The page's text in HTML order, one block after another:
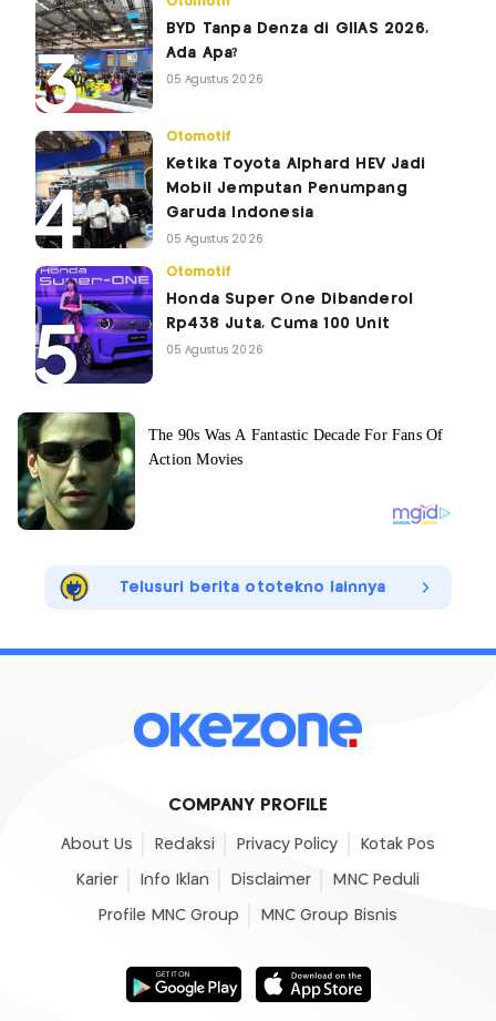
BYD Tanpa Denza di GIIAS 2026,
Ada Apa?
05 Agustus 2026
Otomotif
Ketika Toyota Alphard HEV Jadi
Mobil Jemputan Penumpang
Garuda Indonesia
05 Agustus 2026
Otomotif
Honda Super One Dibanderol
Rp438 Juta, Cuma 100 Unit
05 Agustus 2026
Telusuri berita ototekno lainnya